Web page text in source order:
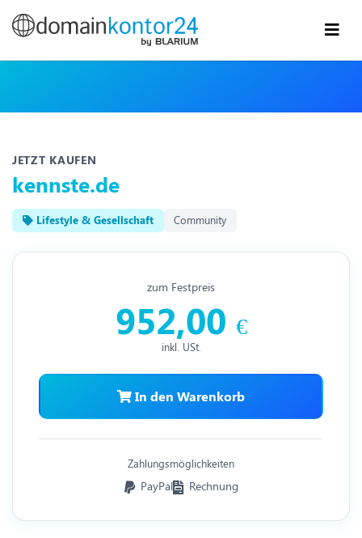
JETZT KAUFEN
kennste.de
Lifestyle & Gesellschaft Community
zum Festpreis
952,00 €
inkl. USt.
In den Warenkorb
Zahlungsmöglichkeiten
PayPal Rechnung